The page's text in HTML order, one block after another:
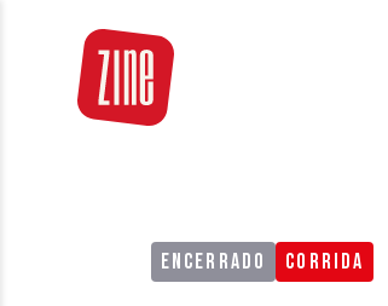
ENCERRADO CORRIDA